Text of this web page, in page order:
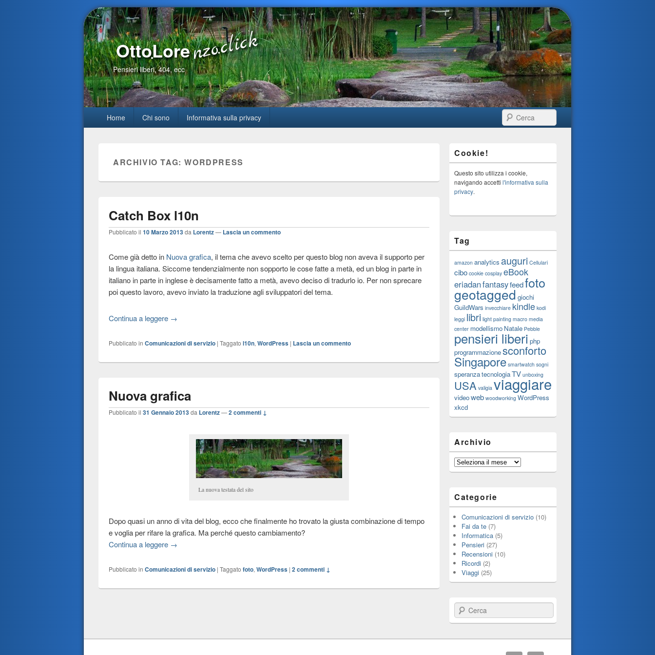
OttoLore
Pensieri liberi, 404, ecc
Cerca
Menu primario
Home Chi sono Informativa sulla privacy
ARCHIVIO TAG:WORDPRESS
Catch Box l10n
Pubblicato il 10 Marzo 2013da Lorentz— Lascia un commento
Come già detto in Nuova grafica, il tema che avevo scelto per questo blog non aveva il supporto per
la lingua italiana. Siccome tendenzialmente non sopporto le cose fatte a metà, ed un blog in parte in
italiano in parte in inglese è decisamente fatto a metà, avevo deciso di tradurlo io. Per non sprecare
poi questo lavoro, avevo inviato la traduzione agli sviluppatori del tema.
Continua a leggere →
Pubblicato in Comunicazioni di servizio | Taggato l10n, WordPress | Lascia un commento
Nuova grafica
Pubblicato il 31 Gennaio 2013da Lorentz—2 commenti ↓
La nuova testata del sito
Dopo quasi un anno di vita del blog, ecco che finalmente ho trovato la giusta combinazione di tempo
e voglia per rifare la grafica. Ma perché questo cambiamento?
Continua a leggere →
Pubblicato in Comunicazioni di servizio | Taggato foto, WordPress | 2 commenti ↓
Cookie!
Questo sito utilizza i cookie,
navigando accetti l'informativa sulla
privacy.
Tag
amazon analytics auguri Cellulari
cibo cookie cosplay eBook
eriadanfantasyfeedfoto
geotagged giochi
GuildWars invecchiare kindle kodi
leggi libri light painting macro media
center modellismo Natale Pebble
pensieri liberi php
programmazionesconforto
Singapore smartwatch sogni
speranzatecnologiaTV unboxing
USA valigia viaggiare
videoweb woodworking WordPress
xkcd
Archivio
Archivio
Categorie
Comunicazioni di servizio (10)
Fai da te (7)
Informatica (5)
Pensieri (27)
Recensioni (10)
Ricordi (2)
Viaggi (25)
Cerca